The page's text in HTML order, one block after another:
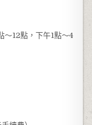
～12點，下午1點～4